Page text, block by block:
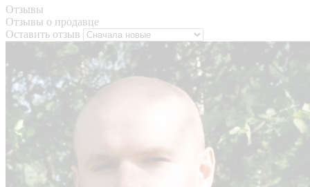
Отзывы
Отзывы о продавце
Оставить отзыв